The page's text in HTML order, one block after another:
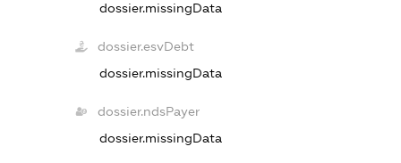
dossier.missingData
dossier.esvDebt
dossier.missingData
dossier.ndsPayer
dossier.missingData